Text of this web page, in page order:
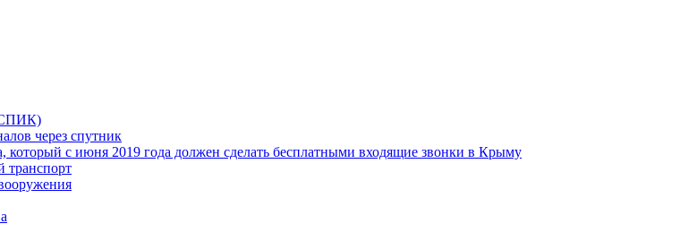
через спутник
который с июня 2019 года должен сделать бесплатными входящие звонки в Крыму
транспорт